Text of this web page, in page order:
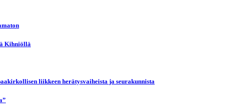
Kihniöllä
liikkeen herätysvaiheista ja seurakunnista